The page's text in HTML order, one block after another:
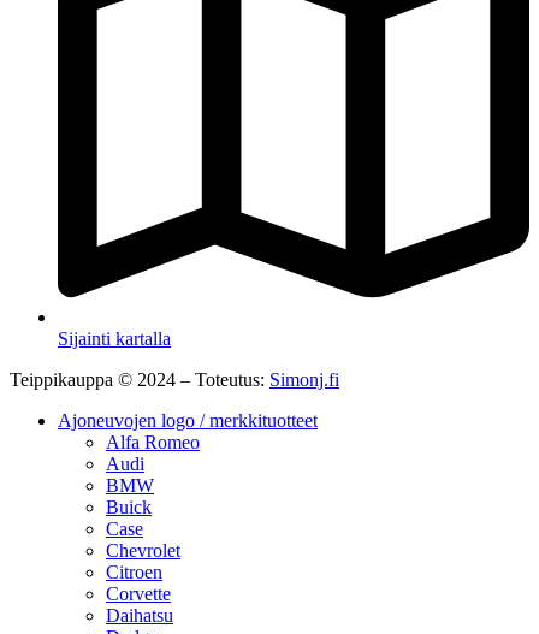
Sijainti kartalla
Teippikauppa © 2024 – Toteutus: Simonj.fi
Ajoneuvojen logo / merkkituotteet
Alfa Romeo
Audi
BMW
Buick
Case
Chevrolet
Citroen
Corvette
Daihatsu